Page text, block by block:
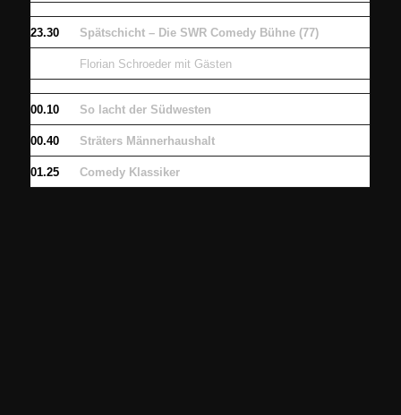
23.30 Spätschicht – Die SWR Comedy Bühne (77)
Florian Schroeder mit Gästen
00.10 So lacht der Südwesten
00.40 Sträters Männerhaushalt
01.25 Comedy Klassiker